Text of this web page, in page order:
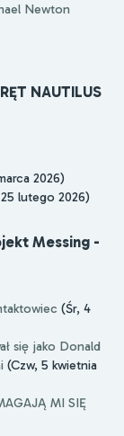
Newton
NAUTILUS
2026)
lutego 2026)
Messing -
(Śr, 4
się jako Donald
(Czw, 5 kwietnia
MI SIĘ